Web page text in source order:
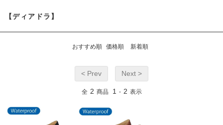
【ディアドラ】
おすすめ順 価格順 新着順
< Prev Next >
全 2 商品 1 - 2 表示